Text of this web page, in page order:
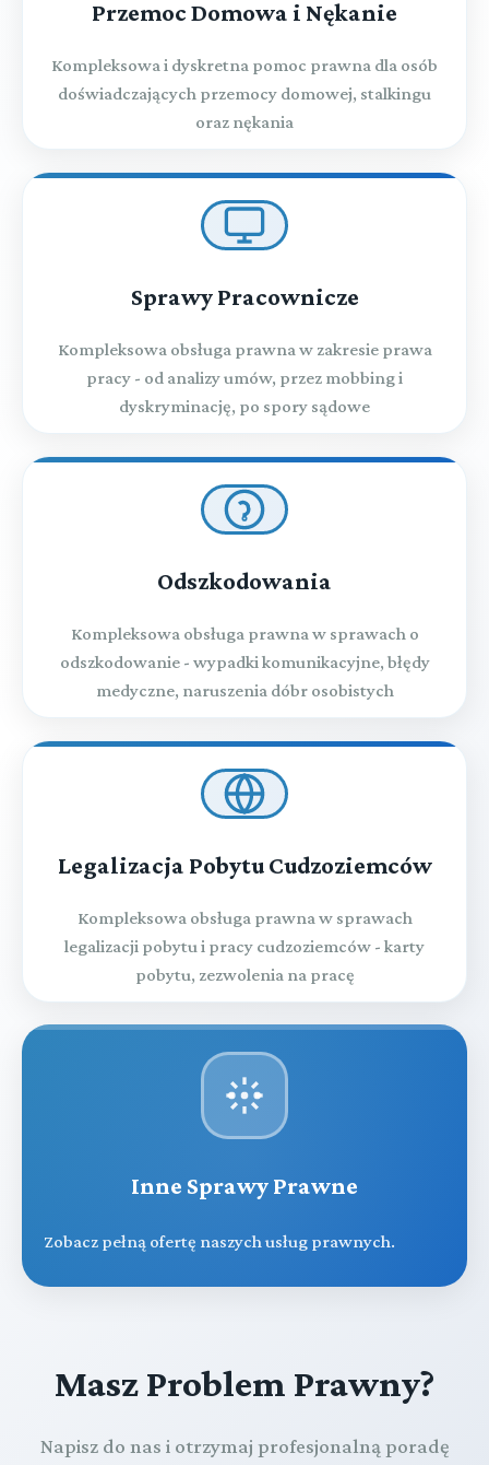
Przemoc Domowa i Nękanie
Kompleksowa i dyskretna pomoc prawna dla osób
doświadczających przemocy domowej, stalkingu
oraz nękania
Sprawy Pracownicze
Kompleksowa obsługa prawna w zakresie prawa
pracy - od analizy umów, przez mobbing i
dyskryminację, po spory sądowe
Odszkodowania
Kompleksowa obsługa prawna w sprawach o
odszkodowanie - wypadki komunikacyjne, błędy
medyczne, naruszenia dóbr osobistych
Legalizacja Pobytu Cudzoziemców
Kompleksowa obsługa prawna w sprawach
legalizacji pobytu i pracy cudzoziemców - karty
pobytu, zezwolenia na pracę
Inne Sprawy Prawne
Zobacz pełną ofertę naszych usług prawnych.
Masz Problem Prawny?
Napisz do nas i otrzymaj profesjonalną poradę